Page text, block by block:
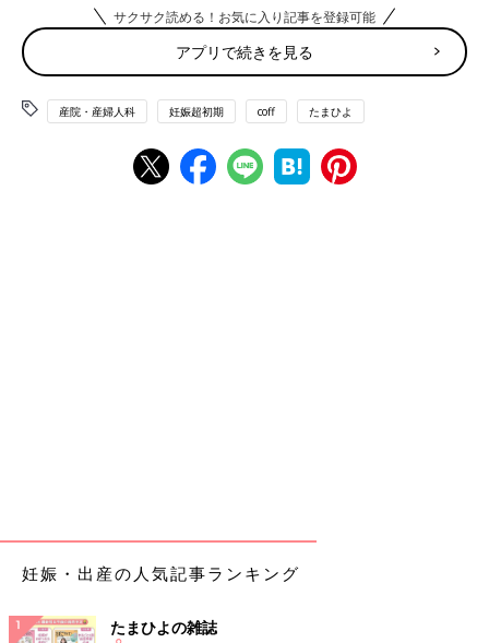
呼吸法等でリラックスする 自然分娩 及び和痛分娩にも対応してお
ります。お母様方には、授乳法の指導、赤ちゃんに対する指導に
も努めております。
妊娠やご出産時には、予期せぬトラブルが起きる場合がありま
体制を整えております。何か不安な事がございましたら、いつで
も阿部産婦人科までお問い合わせください。
診療時間
午前（9：00～11：30）
サクサク読める！お気に入り記事を登録可能
アプリで続きを見る
産院・産婦人科 妊娠超初期 coff たまひよ
妊娠・出産の人気記事ランキング
たまひよの雑誌